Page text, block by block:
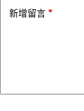
新增留言 *